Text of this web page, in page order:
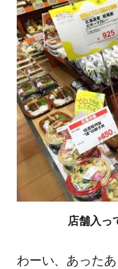
店舗入っ
わーい、あった